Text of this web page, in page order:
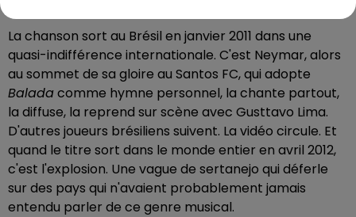
La chanson sort au Brésil en janvier 2011 dans une
quasi-indifférence internationale. C'est Neymar, alors
au sommet de sa gloire au Santos FC, qui adopte
Baladacomme hymne personnel, la chante partout,
la diffuse, la reprend sur scène avec Gusttavo Lima.
D'autres joueurs brésiliens suivent. La vidéo circule. Et
quand le titre sort dans le monde entier en avril 2012,
c'est l'explosion. Une vague de sertanejo qui déferle
sur des pays qui n'avaient probablement jamais
entendu parler de ce genre musical.